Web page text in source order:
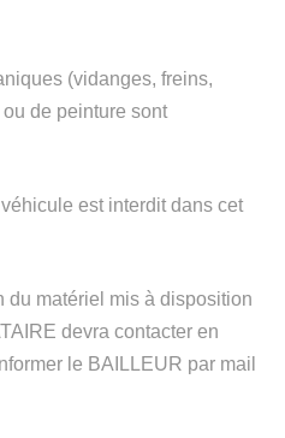
(vidanges, freins,
de peinture sont
est interdit dans cet
du matériel mis à disposition
devra contacter en
le BAILLEUR par mail